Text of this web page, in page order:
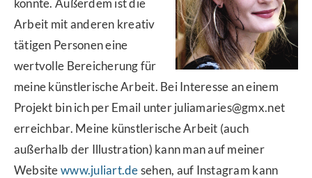
könnte. Außerdem ist die
Arbeit mit anderen kreativ
tätigen Personen eine
wertvolle Bereicherung für
meine künstlerische Arbeit. Bei Interesse an einem
Projekt bin ich per Email unter juliamaries@gmx.net
erreichbar. Meine künstlerische Arbeit (auch
außerhalb der Illustration) kann man auf meiner
Websitewww.juliart.desehen, auf Instagram kann